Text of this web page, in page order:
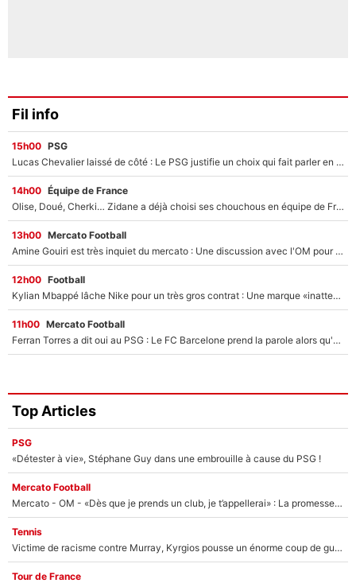
Fil info
15h00 PSG
Lucas Chevalier laissé de côté : Le PSG justifie un choix qui fait parler en plein mercato
14h00 Équipe de France
Olise, Doué, Cherki… Zidane a déjà choisi ses chouchous en équipe de France ? L’IA annonce des surprises sans Kylian Mbappé !
13h00 Mercato Football
Amine Gouiri est très inquiet du mercato : Une discussion avec l'OM pour acter son transfert !
12h00 Football
Kylian Mbappé lâche Nike pour un très gros contrat : Une marque «inattendue» va frapper très fort
11h00 Mercato Football
Ferran Torres a dit oui au PSG : Le FC Barcelone prend la parole alors qu'un transfert de l'attaquant espagnol prend forme
Top Articles
PSG
«Détester à vie», Stéphane Guy dans une embrouille à cause du PSG !
Mercato Football
Mercato - OM - «Dès que je prends un club, je t’appellerai» : La promesse de Marcelino au moment de claquer la porte
Tennis
Victime de racisme contre Murray, Kyrgios pousse un énorme coup de gueule !
Tour de France